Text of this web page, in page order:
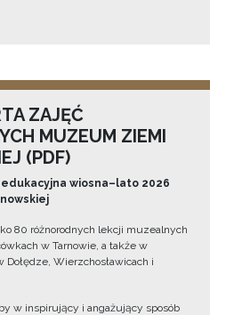
ZAJĘĆ
MUZEUM ZIEMI
(PDF)
wiosna–lato 2026
80 różnorodnych lekcji muzealnych
w Tarnowie, a także w
Dołędze, Wierzchosławicach i
by w inspirujący i angażujący sposób